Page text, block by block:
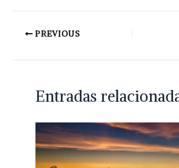
PREVIOUS
Entradas